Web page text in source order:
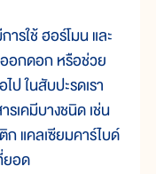
ใช้ ฮอร์โมน และ
อกดอก หรือช่วย
ในสับปะรดเรา
เคมีบางชนิด เช่น
แคลเซียมคาร์ไบด์
ยอด